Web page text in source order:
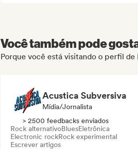
Você também pode
Porque você está visitando o perfil
Acustica Subversiva
Mídia/Jornalista
> 2500 feedbacks enviados
Rock alternativoBluesEletrônica
Electronic rockRock experimental
Escrever artigos